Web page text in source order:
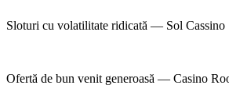
Sloturi cu volatilitate ridicată — Sol Cassino
Ofertă de bun venit generoasă — Casino